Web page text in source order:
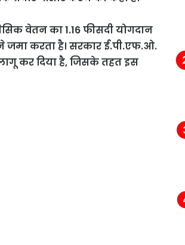
वेतन का 1.16 फीसदी योगदान
जमा करता है। सरकार ई.पी.एफ.ओ.
कर दि‍या है, जि‍सके तहत इस